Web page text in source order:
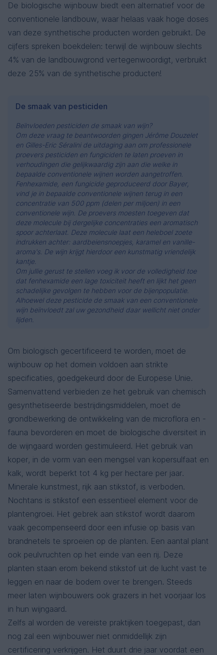
De biologische wijnbouw biedt een alternatief voor de
conventionele landbouw, waar helaas vaak hoge doses
van deze synthetische producten worden gebruikt. De
cijfers spreken boekdelen: terwijl de wijnbouw slechts
4% van de landbouwgrond vertegenwoordigt, verbruikt
deze 25% van de synthetische producten!
De smaak van pesticiden
Beïnvloeden pesticiden de smaak van wijn?
Om deze vraag te beantwoorden gingen Jérôme Douzelet
en Gilles-Eric Séralini de uitdaging aan om professionele
proevers pesticiden en fungiciden te laten proeven in
verhoudingen die gelijkwaardig zijn aan die welke in
bepaalde conventionele wijnen worden aangetroffen.
Fenhexamide, een fungicide geproduceerd door Bayer,
vind je in bepaalde conventionele wijnen terug in een
concentratie van 500 ppm (delen per miljoen) in een
conventionele wijn. De proevers moesten toegeven dat
deze molecule bij dergelijke concentraties een aromatisch
spoor achterlaat. Deze molecule laat een heleboel zoete
indrukken achter: aardbeiensnoepjes, karamel en vanille-
aroma's. De wijn krijgt hierdoor een kunstmatig vriendelijk
kantje.
Om jullie gerust te stellen voeg ik voor de volledigheid toe
dat fenhexamide een lage toxiciteit heeft en lijkt het geen
schadelijke gevolgen te hebben voor de bijenpopulatie.
Alhoewel deze pesticide de smaak van een conventionele
wijn beïnvloedt zal uw gezondheid daar wellicht niet onder
lijden.
Om biologisch gecertificeerd te worden, moet de
wijnbouw op het domein voldoen aan strikte
specificaties, goedgekeurd door de Europese Unie.
Samenvattend verbieden ze het gebruik van chemisch
gesynthetiseerde bestrijdingsmiddelen, moet de
grondbewerking de ontwikkeling van de microflora en -
fauna bevorderen en moet de biologische diversiteit in
de wijngaard worden gestimuleerd. Het gebruik van
koper, in de vorm van een mengsel van kopersulfaat en
kalk, wordt beperkt tot 4 kg per hectare per jaar.
Minerale kunstmest, rijk aan stikstof, is verboden.
Nochtans is stikstof een essentieel element voor de
plantengroei. Het gebrek aan stikstof wordt daarom
vaak gecompenseerd door een infusie op basis van
brandnetels te sproeien op de planten. Een aantal plant
ook peulvruchten op het einde van een rij. Deze
planten staan ​​erom bekend stikstof uit de lucht vast te
leggen en naar de bodem over te brengen. Steeds
meer laten wijnbouwers ook grazers in het voorjaar los
in hun wijngaard.
Zelfs al worden de vereiste praktijken toegepast, dan
nog zal een wijnbouwer niet onmiddellijk zijn
certificering verkrijgen. Het duurt drie jaar voordat een